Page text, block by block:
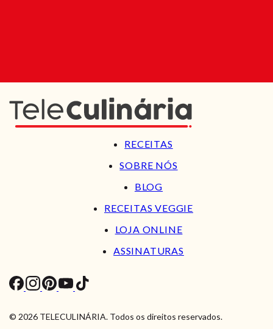
RECEITAS
SOBRE NÓS
BLOG
RECEITAS VEGGIE
LOJA ONLINE
ASSINATURAS
© 2026 TELECULINÁRIA. Todos os direitos reservados.